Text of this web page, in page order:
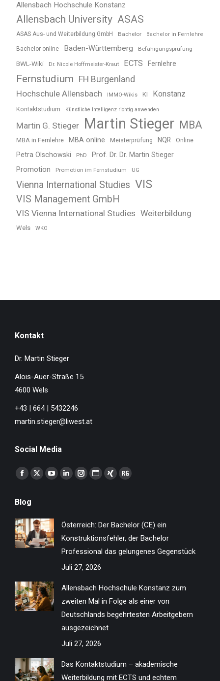
Allensbach Hochschule Konstanz
Allensbach University ASAS
ASAS Aus- und Weiterbildung GmbH Bachelor Bachelor in Fernlehre
Bachelor online Baden-Württemberg Befähigungsprüfung
BWL-Wiki Dr. Nicole Hoffmeister-Kraut ECTS Fernlehre
Fernstudium
FH Burgenland
Hochschule Allensbach
IMMO-Wikis KI Konstanz
Kontaktstudium Künstliche Intelligenz richtig anwenden
Martin G. Stieger Martin Stieger MBA
MBA in Fernlehre MBA online Meisterprüfung NQR Online
Petra Olschowski PhD Prof. Dr. Dr. Martin Stieger
Promotion Promotion im Fernstudium UG
Vienna International Studies VIS
VIS Management GmbH
VIS Vienna International Studies Weiterbildung
Wels WKO
Kontakt
Dr. Martin Stieger
Alois-Auer-Straße 15
4600 Wels
+43 | 664 | 5432246
martin.stieger@liwest.at
Social Media
Finden Sie uns auf:
Facebook
opens
in
new
window
X
in
new
window
YouTube
in
new
window
Linkedin
new
window
Instagram
new
window
Website
new
window
XING
new
window
ResearchGate
new
window
Blog
Österreich: Der Bachelor (CE) ein
Konstruktionsfehler, der Bachelor
Professional das gelungenes Gegenstück
Juli 27, 2026
Allensbach Hochschule Konstanz zum
zweiten Mal in Folge als einer von
Deutschlands begehrtesten Arbeitgebern
ausgezeichnet
Juli 27, 2026
Das Kontaktstudium – akademische
Weiterbildung mit ECTS und echtem